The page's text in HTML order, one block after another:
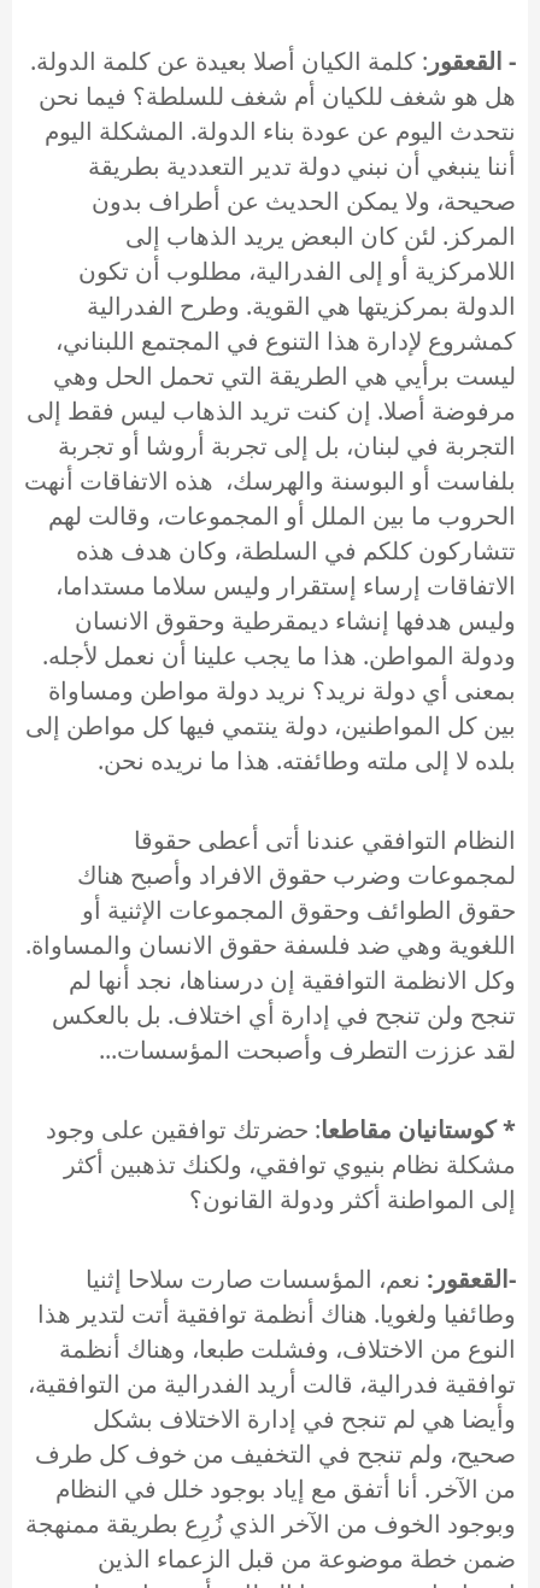
- القعقور : كلمة الكيان أصلا بعيدة عن كلمة الدولة.
هل هو شغف للكيان أم شغف للسلطة؟ فيما نحن
نتحدث اليوم عن عودة بناء الدولة. المشكلة اليوم
أننا ينبغي أن نبني دولة تدير التعددية بطريقة
صحيحة، ولا يمكن الحديث عن أطراف بدون
المركز. لئن كان البعض يريد الذهاب إلى
اللامركزية أو إلى الفدرالية، مطلوب أن تكون
الدولة بمركزيتها هي القوية. وطرح الفدرالية
كمشروع لإدارة هذا التنوع في المجتمع اللبناني،
ليست برأيي هي الطريقة التي تحمل الحل وهي
مرفوضة أصلا. إن كنت تريد الذهاب ليس فقط إلى
التجربة في لبنان، بل إلى تجربة أروشا أو تجربة
بلفاست أو البوسنة والهرسك، هذه الاتفاقات أنهت
الحروب ما بين الملل أو المجموعات، وقالت لهم
تتشاركون كلكم في السلطة، وكان هدف هذه
الاتفاقات إرساء إستقرار وليس سلاما مستداما،
وليس هدفها إنشاء ديمقرطية وحقوق الانسان
ودولة المواطن. هذا ما يجب علينا أن نعمل لأجله.
بمعنى أي دولة نريد؟ نريد دولة مواطن ومساواة
بين كل المواطنين، دولة ينتمي فيها كل مواطن إلى
بلده لا إلى ملته وطائفته. هذا ما نريده نحن.
النظام التوافقي عندنا أتى أعطى حقوقا
لمجموعات وضرب حقوق الافراد وأصبح هناك
حقوق الطوائف وحقوق المجموعات الإثنية أو
اللغوية وهي ضد فلسفة حقوق الانسان والمساواة.
وكل الانظمة التوافقية إن درسناها، نجد أنها لم
تنجح ولن تنجح في إدارة أي اختلاف. بل بالعكس
لقد عززت التطرف وأصبحت المؤسسات...
* كوستانيان مقاطعا: حضرتك توافقين على وجود
مشكلة نظام بنيوي توافقي، ولكنك تذهبين أكثر
إلى المواطنة أكثر ودولة القانون؟
-القعقور: نعم، المؤسسات صارت سلاحا إثنيا
وطائفيا ولغويا. هناك أنظمة توافقية أتت لتدير هذا
النوع من الاختلاف، وفشلت طبعا، وهناك أنظمة
توافقية فدرالية، قالت أريد الفدرالية من التوافقية،
وأيضا هي لم تنجح في إدارة الاختلاف بشكل
صحيح، ولم تنجح في التخفيف من خوف كل طرف
من الآخر. أنا أتفق مع إياد بوجود خلل في النظام
وبوجود الخوف من الآخر الذي زُرِع بطريقة ممنهجة
ضمن خطة موضوعة من قبل الزعماء الذين